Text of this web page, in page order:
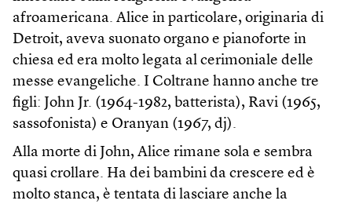
afroamericana. Alice in particolare, originaria di
Detroit, aveva suonato organo e pianoforte in
chiesa ed era molto legata al cerimoniale delle
messe evangeliche. I Coltrane hanno anche tre
figli: John Jr. (1964-1982, batterista), Ravi (1965,
sassofonista) e Oranyan (1967, dj).
Alla morte di John, Alice rimane sola e sembra
quasi crollare. Ha dei bambini da crescere ed è
molto stanca, è tentata di lasciare anche la